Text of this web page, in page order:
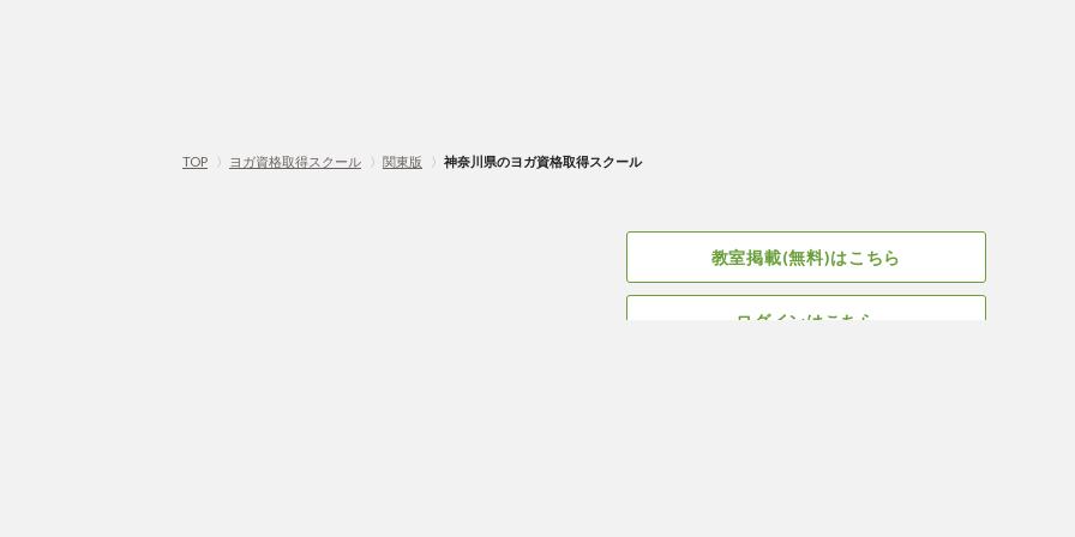
TOP 〉 ヨガ資格取得スクール 〉 関東版 〉 神奈川県のヨガ資格取得スクール
教室掲載(無料)はこちら
ログインはこちら